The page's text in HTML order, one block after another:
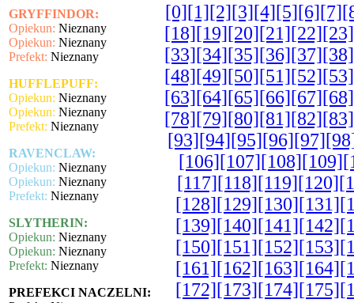
GRYFFINDOR:
Opiekun: Nieznany
Opiekun: Nieznany
Prefekt: Nieznany
HUFFLEPUFF:
Opiekun: Nieznany
Opiekun: Nieznany
Prefekt: Nieznany
RAVENCLAW:
Opiekun: Nieznany
Opiekun: Nieznany
Prefekt: Nieznany
SLYTHERIN:
Opiekun: Nieznany
Opiekun: Nieznany
Prefekt: Nieznany
PREFEKCI NACZELNI:
[0][1][2][3][4][5][6][7]
[18][19][20][21][22][23]
[33][34][35][36][37][38]
[48][49][50][51][52][53]
[63][64][65][66][67][68]
[78][79][80][81][82][83]
[93][94][95][96][97]
[106][107][108][109]
[117][118][119][120]
[128][129][130][131]
[139][140][141][142]
[150][151][152][153]
[161][162][163][164]
[172][173][174][175]